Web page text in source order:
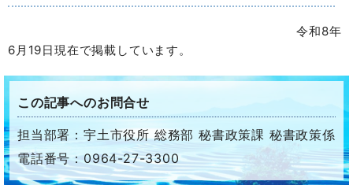
令和8年
6月19日現在で掲載しています。
この記事へのお問合せ
担当部署：宇土市役所 総務部 秘書政策課 秘書政策係
電話番号：0964-27-3300